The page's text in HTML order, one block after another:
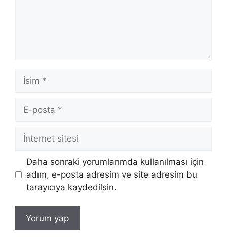
İsim
posta
İnternet
sitesi
Daha sonraki yorumlarımda kullanılması için
adım, e-posta adresim ve site adresim bu
tarayıcıya kaydedilsin.